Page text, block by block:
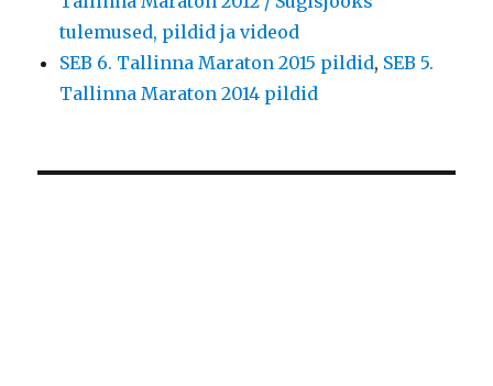
tulemused, pildid ja videod
SEB 6. Tallinna Maraton 2015 pildid, SEB 5.
Tallinna Maraton 2014 pildid